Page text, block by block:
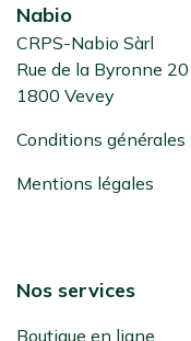
Nabio
CRPS-Nabio Sàrl
Rue de la Byronne 20
1800 Vevey
Conditions générales
Mentions légales
Nos services
Boutique en ligne